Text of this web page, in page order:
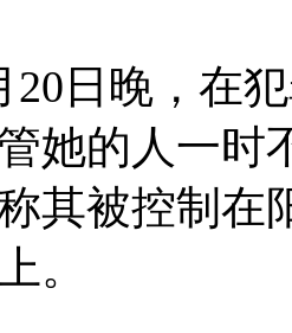
日晚，在犯
她的人一时
其被控制在
。